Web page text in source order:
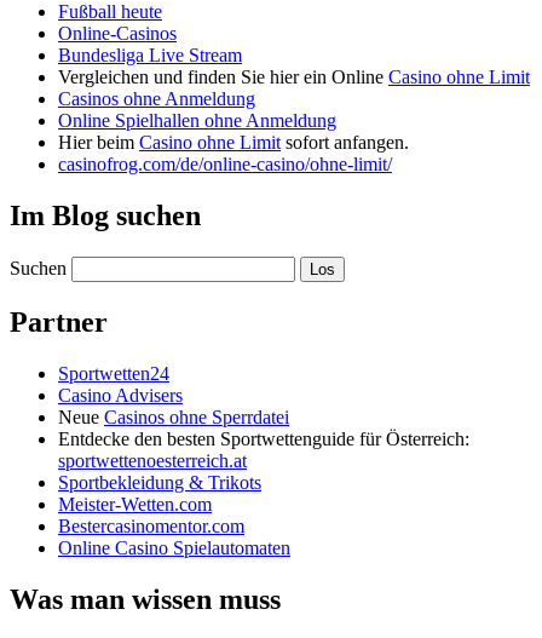
Fußball heute
Online-Casinos
Bundesliga Live Stream
Vergleichen und finden Sie hier ein Online Casino ohne Limit
Casinos ohne Anmeldung
Online Spielhallen ohne Anmeldung
Hier beim Casino ohne Limit sofort anfangen.
casinofrog.com/de/online-casino/ohne-limit/
Im Blog suchen
Suchen
Partner
Sportwetten24
Casino Advisers
Neue Casinos ohne Sperrdatei
Entdecke den besten Sportwettenguide für Österreich:
sportwettenoesterreich.at
Sportbekleidung & Trikots
Meister-Wetten.com
Bestercasinomentor.com
Online Casino Spielautomaten
Was man wissen muss